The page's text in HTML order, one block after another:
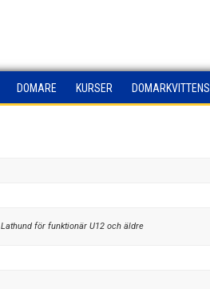
DOMARE KURSER DOMARKVITTENS
Lathund för funktionär U12 och äldre